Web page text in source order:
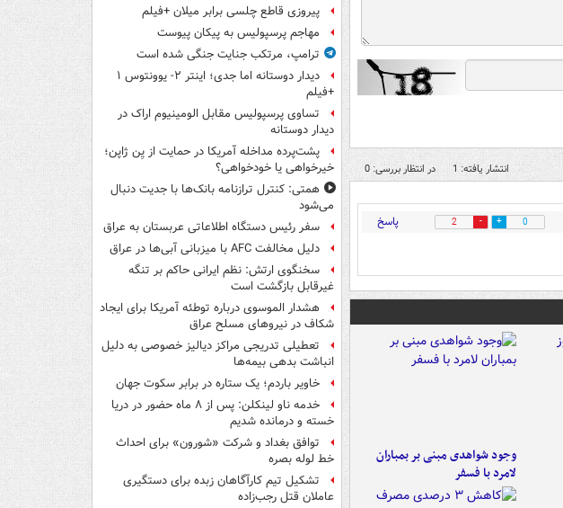
انتشار یافته: 1 در انتظار بررسی: 0
0
2 پاسخ
وجود شواهدی مبنی بر بمباران
لامرد با فسفر
پیروزی قاطع چلسی برابر میلان +فیلم
مهاجم پرسپولیس به پیکان پیوست
ترامپ، مرتکب جنایت جنگی شده است
دیدار دوستانه اما جدی؛ اینتر ۲- یوونتوس ۱
+فیلم
تساوی پرسپولیس مقابل الومینیوم اراک در
دیدار دوستانه
پشت‌پرده مداخله آمریکا در حمایت از یِن ژاپن؛
خیرخواهی یا خودخواهی؟
همتی: کنترل ترازنامه بانک‌ها با جدیت دنبال
می‌شود
سفر رئیس دستگاه اطلاعاتی عربستان به عراق
دلیل مخالفت AFC با میزبانی آبی‌ها در عراق
سخنگوی ارتش: نظم ایرانی حاکم بر تنگه
غیرقابل بازگشت است
هشدار الموسوی درباره توطئه آمریکا برای ایجاد
شکاف در نیروهای مسلح عراق
تعطیلی تدریجی مراکز دیالیز خصوصی به دلیل
انباشت بدهی بیمه‌ها
خاویر باردم؛ یک ستاره در برابر سکوت جهان
خدمه ناو لینکلن: پس از ۸ ماه حضور در دریا
خسته و درمانده‌ شدیم
توافق بغداد و شرکت «شورون» برای احداث
خط لوله بصره
تشکیل تیم کارآگاهان زبده برای دستگیری
عاملان قتل رجب‌زاده